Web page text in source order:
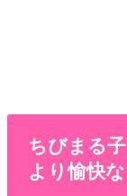
ちびまる
より愉快